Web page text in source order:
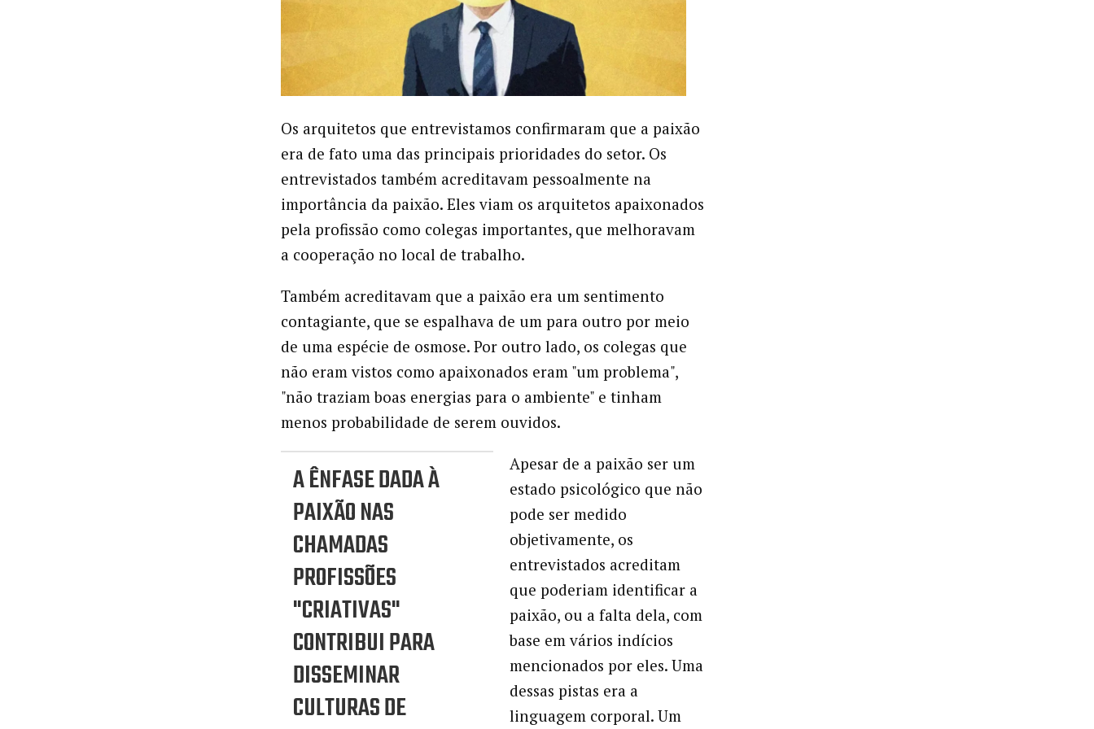
Os arquitetos que entrevistamos confirmaram que a paixão
era de fato uma das principais prioridades do setor. Os
entrevistados também acreditavam pessoalmente na
importância da paixão. Eles viam os arquitetos apaixonados
pela profissão como colegas importantes, que melhoravam
a cooperação no local de trabalho.
Também acreditavam que a paixão era um sentimento
contagiante, que se espalhava de um para outro por meio
de uma espécie de osmose. Por outro lado, os colegas que
não eram vistos como apaixonados eram "um problema",
"não traziam boas energias para o ambiente" e tinham
menos probabilidade de serem ouvidos.
A ÊNFASE DADA À
PAIXÃO NAS
CHAMADAS
PROFISSÕES
"CRIATIVAS"
CONTRIBUI PARA
DISSEMINAR
CULTURAS DE
Apesar de a paixão ser um
estado psicológico que não
pode ser medido
objetivamente, os
entrevistados acreditam
que poderiam identificar a
paixão, ou a falta dela, com
base em vários indícios
mencionados por eles. Uma
dessas pistas era a
linguagem corporal. Um